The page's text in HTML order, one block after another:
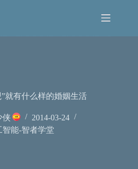
就有什么样的婚姻生活
侠
2014-03-24
智能-智者学堂